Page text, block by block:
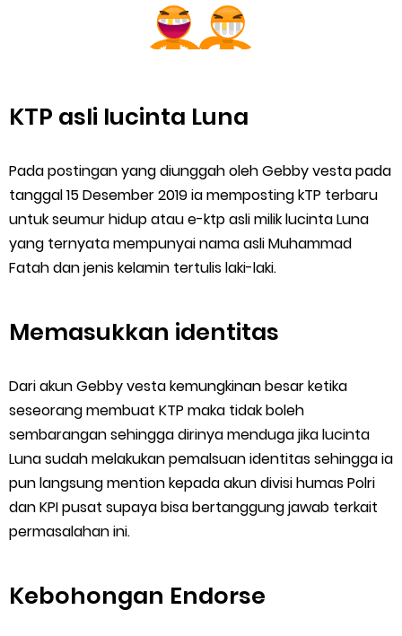
KTP asli lucinta Luna
Pada postingan yang diunggah oleh Gebby vesta pada
tanggal 15 Desember 2019 ia memposting kTP terbaru
untuk seumur hidup atau e-ktp asli milik lucinta Luna
yang ternyata mempunyai nama asli Muhammad
Fatah dan jenis kelamin tertulis laki-laki.
Memasukkan identitas
Dari akun Gebby vesta kemungkinan besar ketika
seseorang membuat KTP maka tidak boleh
sembarangan sehingga dirinya menduga jika lucinta
Luna sudah melakukan pemalsuan identitas sehingga ia
pun langsung mention kepada akun divisi humas Polri
dan KPI pusat supaya bisa bertanggung jawab terkait
permasalahan ini.
Kebohongan Endorse